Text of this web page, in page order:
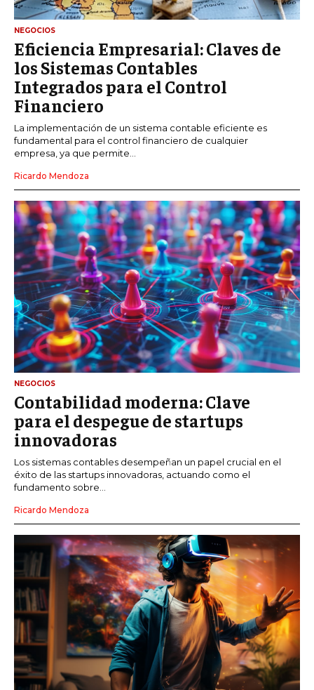
NEGOCIOS
Eficiencia Empresarial: Claves de
los Sistemas Contables
Integrados para el Control
Financiero
La implementación de un sistema contable eficiente es
fundamental para el control financiero de cualquier
empresa, ya que permite...
Ricardo Mendoza
NEGOCIOS
Contabilidad moderna: Clave
para el despegue de startups
innovadoras
Los sistemas contables desempeñan un papel crucial en el
éxito de las startups innovadoras, actuando como el
fundamento sobre...
Ricardo Mendoza